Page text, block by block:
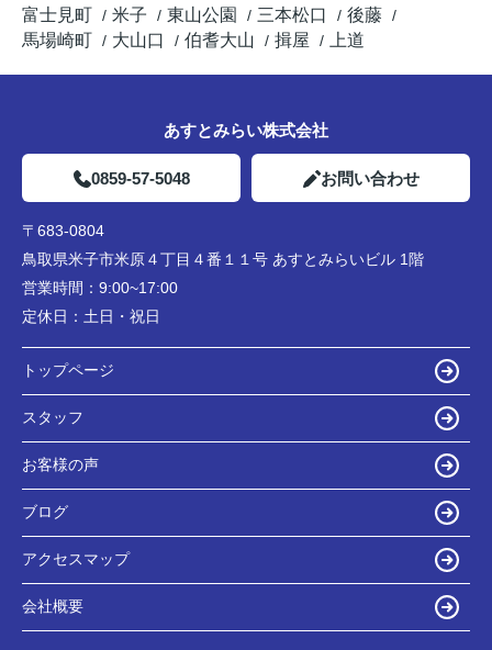
富士見町
米子 東山公園 三本松口
後藤
馬場崎町
大山口 伯耆大山 揖屋 上道
あすとみらい株式会社
0859-57-5048 お問い合わせ
〒683-0804
鳥取県米子市米原４丁目４番１１号 あすとみらいビル 1階
営業時間： 9:00~17:00
定休日： 土日・祝日
トップページ
スタッフ
お客様の声
ブログ
アクセスマップ
会社概要